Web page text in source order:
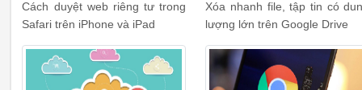
Cách duyệt web riêng tư trong
Safari trên iPhone và iPad
Xóa nhanh file, tập tin có
lượng lớn trên Google Drive